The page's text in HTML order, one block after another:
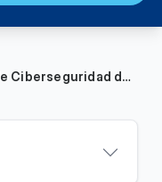
Pack de Ciberseguridad de la oferta Full Tigo Business Seguro | Empresas